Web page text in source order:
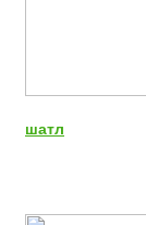
шатл